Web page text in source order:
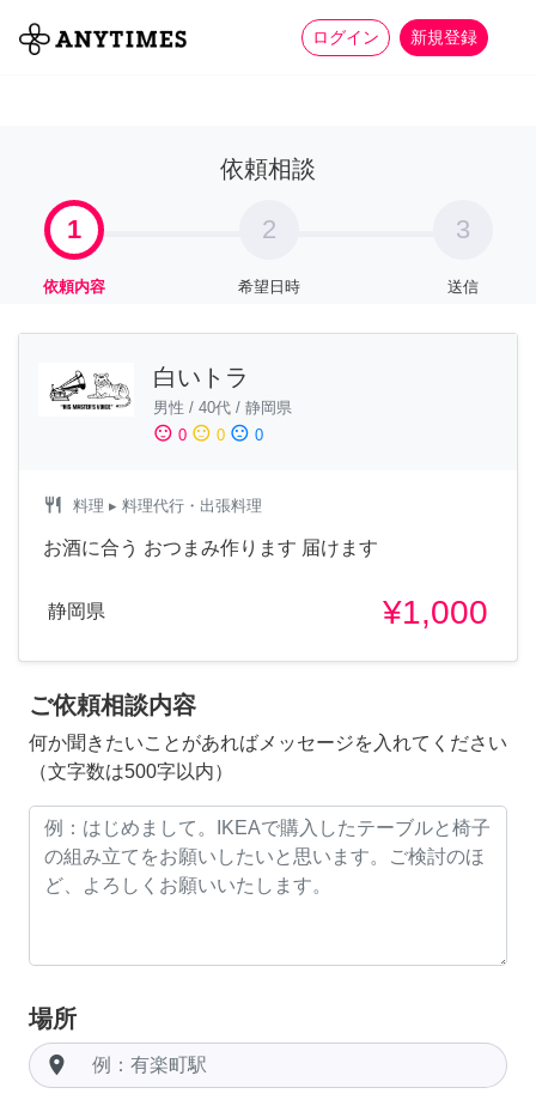
ログイン 新規登録
全て 家事 more_horiz
依頼相談
1
依頼内容
2
希望日時
3
送信
白いトラ
男性 / 40代 / 静岡県
sentiment_satisfied 0 sentiment_neutral 0 sentiment_dissatisfied 0
restaurant 料理 ▸ 料理代行・出張料理
お酒に合う おつまみ作ります 届けます
静岡県 ¥1,000
ご依頼相談内容
何か聞きたいことがあればメッセージを入れてください
（文字数は500字以内）
場所
room